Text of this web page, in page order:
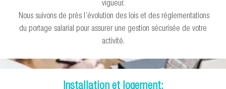
vigueur.
Nous suivons de près l’évolution des lois et des réglementations
du portage salarial pour assurer une gestion sécurisée de votre
activité.
Installation et logement: